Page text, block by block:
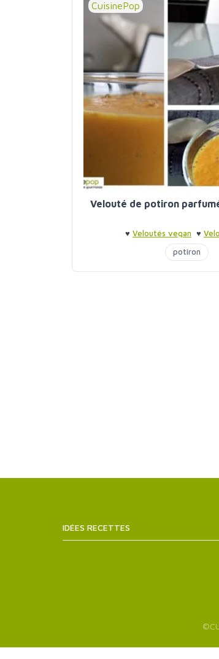
CuisinePop
Velouté de potiron
♥ Veloutés vegan ♥
potiron
IDÉES RECETTES
©